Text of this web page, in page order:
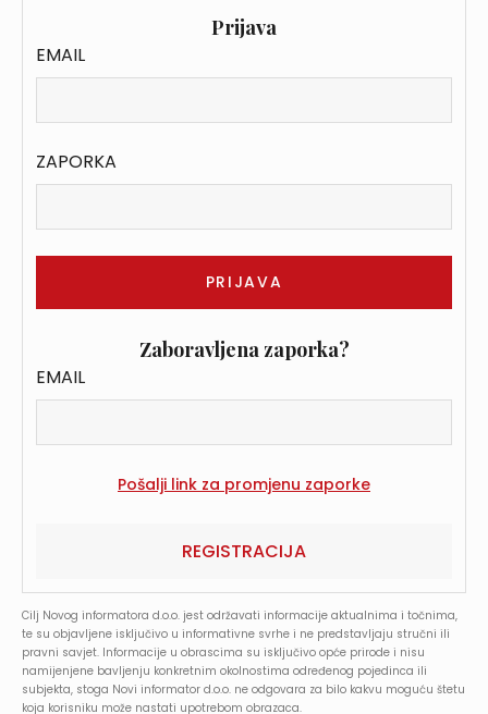
Prijava
EMAIL
ZAPORKA
Zaboravljena zaporka?
EMAIL
REGISTRACIJA
Cilj Novog informatora d.o.o. jest održavati informacije aktualnima i točnima,
te su objavljene isključivo u informativne svrhe i ne predstavljaju stručni ili
pravni savjet. Informacije u obrascima su isključivo opće prirode i nisu
namijenjene bavljenju konkretnim okolnostima određenog pojedinca ili
subjekta, stoga Novi informator d.o.o. ne odgovara za bilo kakvu moguću štetu
koja korisniku može nastati upotrebom obrazaca.